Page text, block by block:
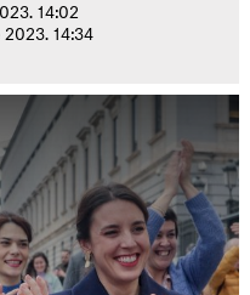
14:02
2023. 14:34